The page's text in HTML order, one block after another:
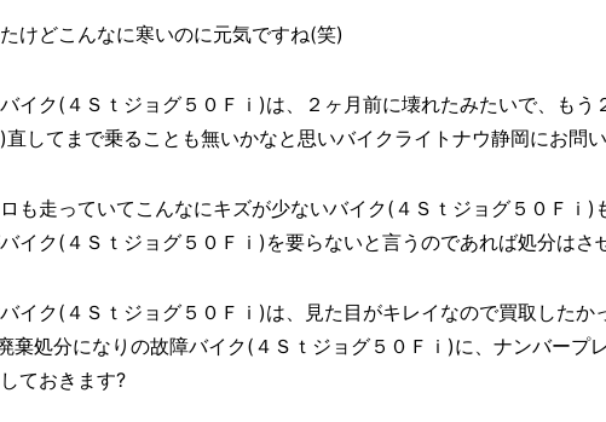
けどこんなに寒いのに元気ですね(笑)
イク(４Ｓｔジョグ５０Ｆｉ)は、２ヶ月前に壊れたみたいで、も
直してまで乗ることも無いかなと思いバイクライトナウ静岡にお問
も走っていてこんなにキズが少ないバイク(４Ｓｔジョグ５０Ｆｉ
イク(４Ｓｔジョグ５０Ｆｉ)を要らないと言うのであれば処分はさ
イク(４Ｓｔジョグ５０Ｆｉ)は、見た目がキレイなので買取した
棄処分になりの故障バイク(４Ｓｔジョグ５０Ｆｉ)に、ナンバープ
ておきます?